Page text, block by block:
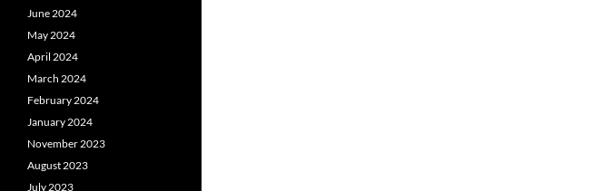
June 2024
May 2024
April 2024
March 2024
February 2024
January 2024
November 2023
August 2023
July 2023